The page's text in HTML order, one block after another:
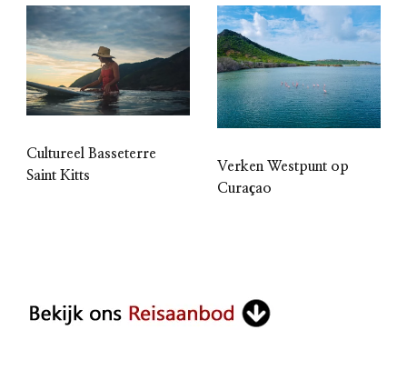
Cultureel Basseterre
Saint Kitts
Verken Westpunt op
Curaçao